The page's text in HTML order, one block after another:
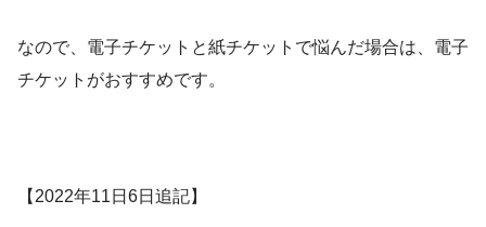
なので、電子チケットと紙チケットで悩んだ場合は、電子
チケットがおすすめです。
【2022年11日6日追記】